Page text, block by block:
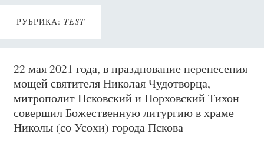
РУБРИКА: TEST
22 мая 2021 года, в празднование перенесения
мощей святителя Николая Чудотворца,
митрополит Псковский и Порховский Тихон
совершил Божественную литургию в храме
Николы (со Усохи) города Пскова